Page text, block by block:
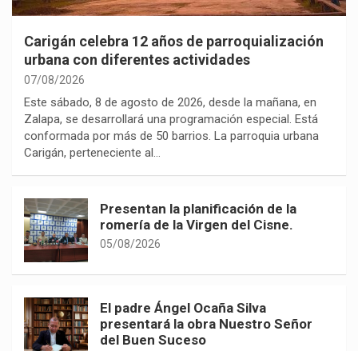
Carigán celebra 12 años de parroquialización
urbana con diferentes actividades
07/08/2026
Este sábado, 8 de agosto de 2026, desde la mañana, en
Zalapa, se desarrollará una programación especial. Está
conformada por más de 50 barrios. La parroquia urbana
Carigán, perteneciente al…
Presentan la planificación de la
romería de la Virgen del Cisne.
05/08/2026
El padre Ángel Ocaña Silva
presentará la obra Nuestro Señor
del Buen Suceso